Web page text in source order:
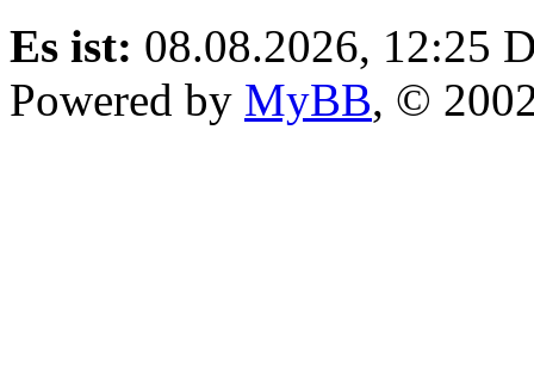
Es ist: 08.08.2026, 12:25
Powered by MyBB, ©